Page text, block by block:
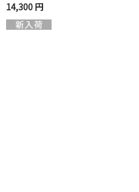
14,300 円